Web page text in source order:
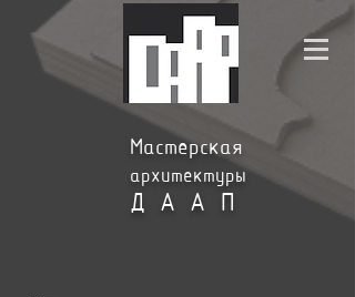
Мастерская
архитектуры
ДААП